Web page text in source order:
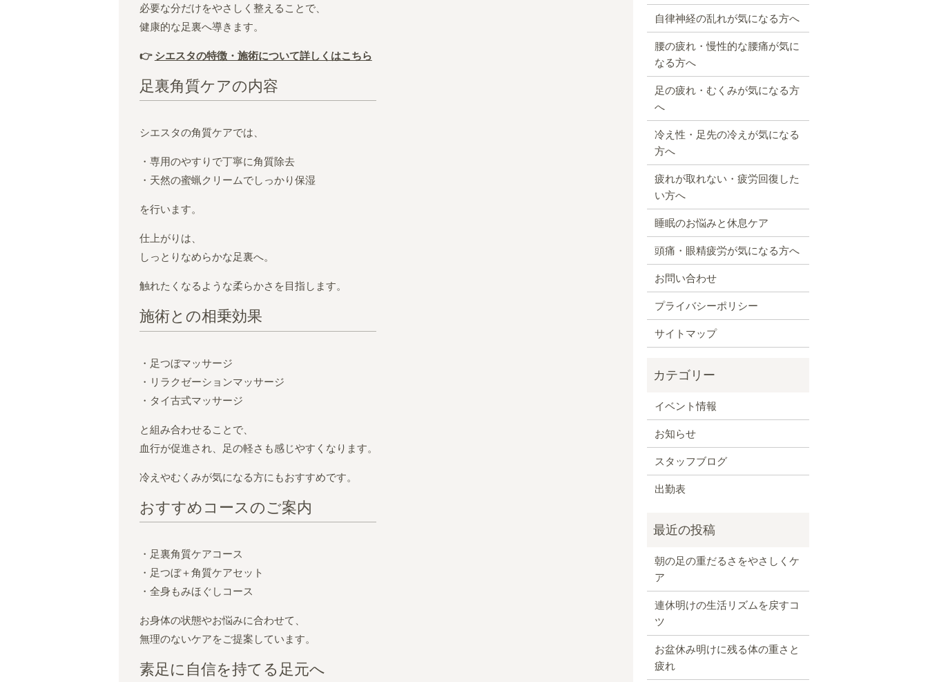
必要な分だけをやさしく整えることで、
健康的な足裏へ導きます。
👉 シエスタの特徴・施術について詳しくはこちら
足裏角質ケアの内容
シエスタの角質ケアでは、
・専用のやすりで丁寧に角質除去
・天然の蜜蝋クリームでしっかり保湿
を行います。
仕上がりは、
しっとりなめらかな足裏へ。
触れたくなるような柔らかさを目指します。
施術との相乗効果
・足つぼマッサージ
・リラクゼーションマッサージ
・タイ古式マッサージ
と組み合わせることで、
血行が促進され、足の軽さも感じやすくなります。
冷えやむくみが気になる方にもおすすめです。
おすすめコースのご案内
・足裏角質ケアコース
・足つぼ＋角質ケアセット
・全身もみほぐしコース
お身体の状態やお悩みに合わせて、
無理のないケアをご提案しています。
素足に自信を持てる足元へ
自律神経の乱れが気になる方へ
腰の疲れ・慢性的な腰痛が気に
なる方へ
足の疲れ・むくみが気になる方
へ
冷え性・足先の冷えが気になる
方へ
疲れが取れない・疲労回復した
い方へ
睡眠のお悩みと休息ケア
頭痛・眼精疲労が気になる方へ
お問い合わせ
プライバシーポリシー
サイトマップ
イベント情報
お知らせ
スタッフブログ
出勤表
朝の足の重だるさをやさしくケ
ア
連休明けの生活リズムを戻すコ
ツ
お盆休み明けに残る体の重さと
疲れ